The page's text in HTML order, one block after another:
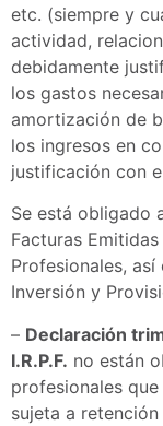
etc. (siempre y
actividad,
debidamente
los gastos
amortización de
los ingresos en
justificación con
Se está obligado
Facturas
Profesionales,
Inversión y
– Declaración
I.R.P.F. no están
profesionales
sujeta a